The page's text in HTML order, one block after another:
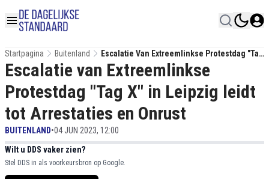
Startpagina Buitenland
Escalatie Van Extreemlinkse Protestdag "Tag
X" In Leipzig Leidt Tot Arrestaties En Onrust
Escalatie van Extreemlinkse
Protestdag "Tag X" in Leipzig leidt
tot Arrestaties en Onrust
BUITENLAND•04 JUN 2023, 12:00
Wilt u DDS vaker zien?
Stel DDS in als voorkeursbron op Google.